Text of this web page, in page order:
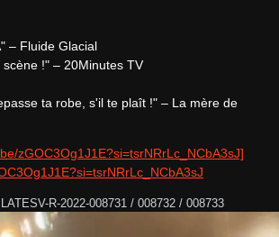
– Fluide Glacial
!" – 20Minutes TV
ta robe, s'il te plaît !" – La mère de
zGOC3Og1J1E?si=tsrNRrLc_NCbA3sJ]
R-2022-008731 / 008732 / 008733